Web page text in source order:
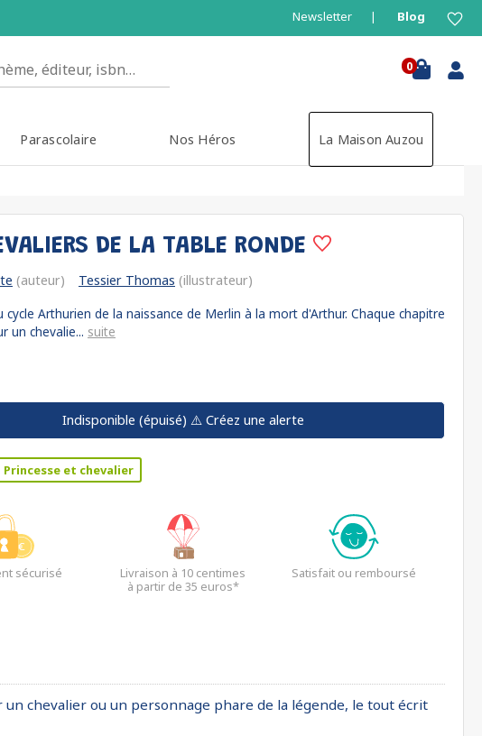
Newsletter Blog
0
Parascolaire Nos Héros La Maison Auzou
DE LA TABLE RONDE
(auteur) Tessier Thomas (illustrateur)
cycle Arthurien de la naissance de Merlin à la mort d'Arthur. Chaque chapitre
un chevalie... suite
Indisponible (épuisé) ⚠️ Créez une alerte
Princesse et chevalier
sécurisé
Livraison à 10 centimes
à partir de 35 euros*
Satisfait ou remboursé
chevalier ou un personnage phare de la légende, le tout écrit